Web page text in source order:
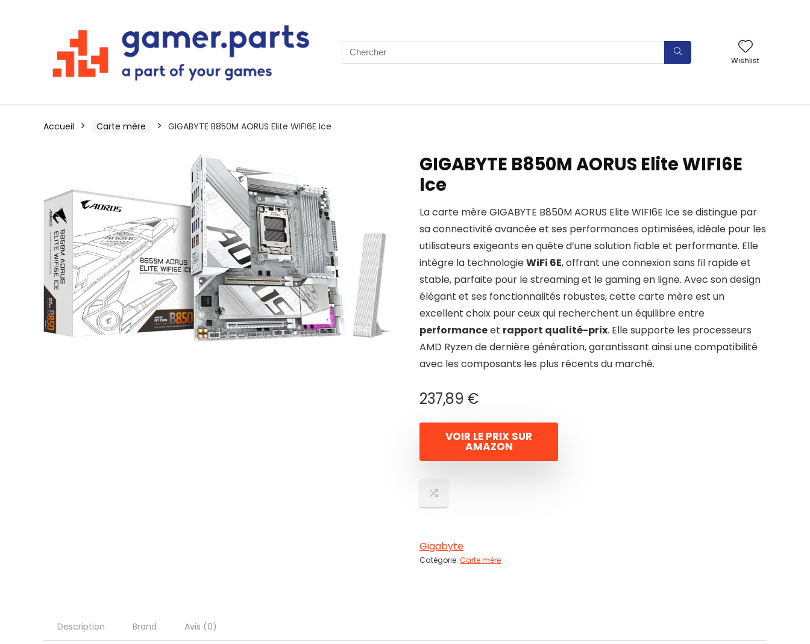
Search
for:
Wishlist
Accueil Carte mère GIGABYTE B850M AORUS Elite WIFI6E Ice
GIGABYTE B850M AORUS Elite WIFI6E
Ice
La carte mère GIGABYTE B850M AORUS Elite WIFI6E Ice se distingue par
sa connectivité avancée et ses performances optimisées, idéale pour les
utilisateurs exigeants en quête d’une solution fiable et performante. Elle
intègre la technologieWiFi 6E, offrant une connexion sans fil rapide et
stable, parfaite pour le streaming et le gaming en ligne. Avec son design
élégant et ses fonctionnalités robustes, cette carte mère est un
excellent choix pour ceux qui recherchent un équilibre entre
performanceet rapport qualité-prix. Elle supporte les processeurs
AMD Ryzen de dernière génération, garantissant ainsi une compatibilité
avec les composants les plus récents du marché.
237,89 €
VOIR LE PRIX SUR
AMAZON
Gigabyte
Catégorie: Carte mère
Description Brand Avis (0)